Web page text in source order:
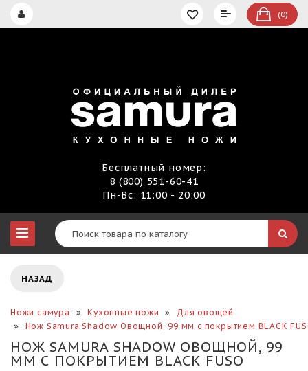
(0)
Бесплатный номер:
8 (800) 551-60-41
Пн-Вс: 11:00 - 20:00
НАЗАД
Ножи самура Кухонные ножи
Для овощей
Нож Samura Shadow Овощной, 99 мм с покрытием BLACK
НОЖ SAMURA SHADOW ОВОЩНОЙ, 99
ММ С ПОКРЫТИЕМ BLACK FUSO